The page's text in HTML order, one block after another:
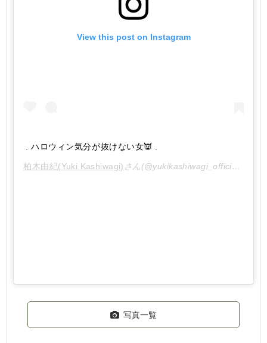
View this post on Instagram
. ハロウィン気分が抜けない女👿 .
柏木由紀(Yuki Kashiwagi) さん(@yukikashiwagi_official)がシェアした投稿 -
写真一覧